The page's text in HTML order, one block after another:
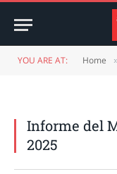
YOU ARE AT: Home
Informe del
2025